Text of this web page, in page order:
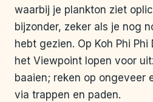
waarbij je plankton ziet
bijzonder, zeker als je nog
hebt gezien. Op Koh Phi
het Viewpoint lopen voor
baaien; reken op ongeveer
via trappen en paden.